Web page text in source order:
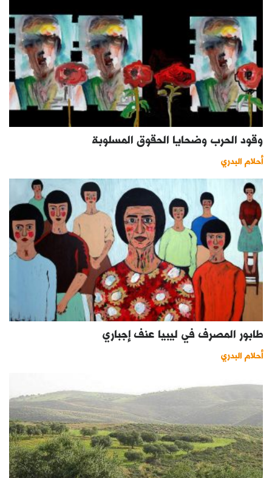
وقود الحرب وضحايا الحقوق المسلوبة
أحلام البدري
طابور المصرف في ليبيا عنف إجباري
أحلام البدري